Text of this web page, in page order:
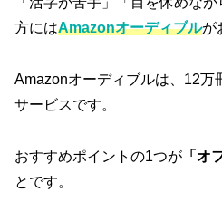
方にはAmazonオーディブルが
Amazonオーディブルは、12万
サービスです。
おすすめポイントの1つが 「オ
とです。